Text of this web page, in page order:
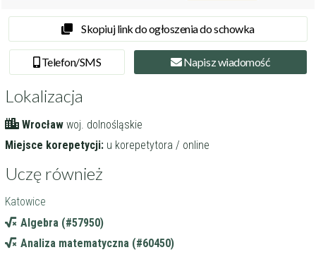
Skopiuj link do ogłoszenia do schowka
Telefon/SMS Napiszwiadomość
Lokalizacja
Wrocław woj. dolnośląskie
Miejsce korepetycji: u korepetytora / online
Uczę również
Katowice
Algebra (#57950)
Analiza matematyczna (#60450)